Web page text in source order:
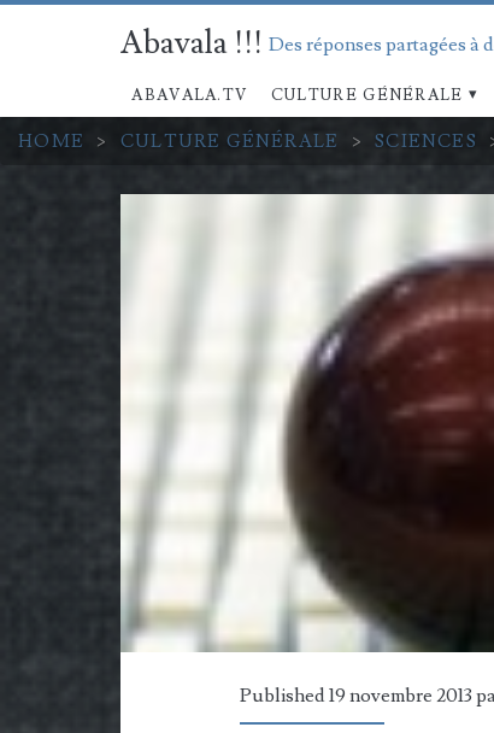
Abavala !!! Des réponses partagées à
ABAVALA.TV CULTURE GÉNÉRALE
HOME > CULTURE GÉNÉRALE > SCIENCES
Published 19 novembre 2013